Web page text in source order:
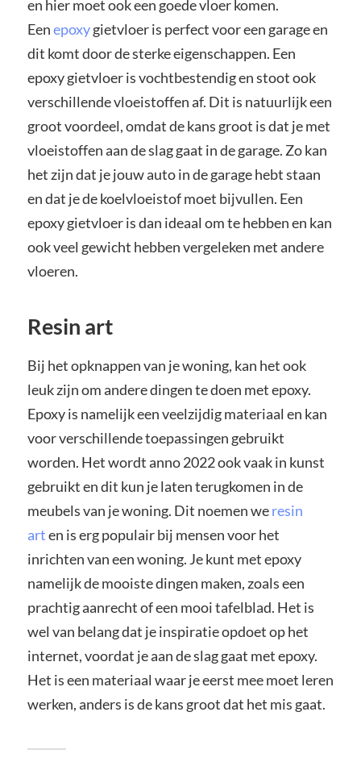
en hier moet ook een goede vloer komen.
Eenepoxygietvloer is perfect voor een garage en
dit komt door de sterke eigenschappen. Een
epoxy gietvloer is vochtbestendig en stoot ook
verschillende vloeistoffen af. Dit is natuurlijk een
groot voordeel, omdat de kans groot is dat je met
vloeistoffen aan de slag gaat in de garage. Zo kan
het zijn dat je jouw auto in de garage hebt staan
en dat je de koelvloeistof moet bijvullen. Een
epoxy gietvloer is dan ideaal om te hebben en kan
ook veel gewicht hebben vergeleken met andere
vloeren.
Resin art
Bij het opknappen van je woning, kan het ook
leuk zijn om andere dingen te doen met epoxy.
Epoxy is namelijk een veelzijdig materiaal en kan
voor verschillende toepassingen gebruikt
worden. Het wordt anno 2022 ook vaak in kunst
gebruikt en dit kun je laten terugkomen in de
meubels van je woning. Dit noemen weresin
arten is erg populair bij mensen voor het
inrichten van een woning. Je kunt met epoxy
namelijk de mooiste dingen maken, zoals een
prachtig aanrecht of een mooi tafelblad. Het is
wel van belang dat je inspiratie opdoet op het
internet, voordat je aan de slag gaat met epoxy.
Het is een materiaal waar je eerst mee moet leren
werken, anders is de kans groot dat het mis gaat.